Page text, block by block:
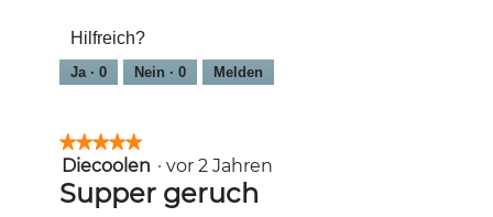
5
Hilfreich?
Ja · 0 Nein · 0 Melden
★★★★★
★★★★★
5
von
5
Diecoolen · vor 2 Jahren
Supper geruch